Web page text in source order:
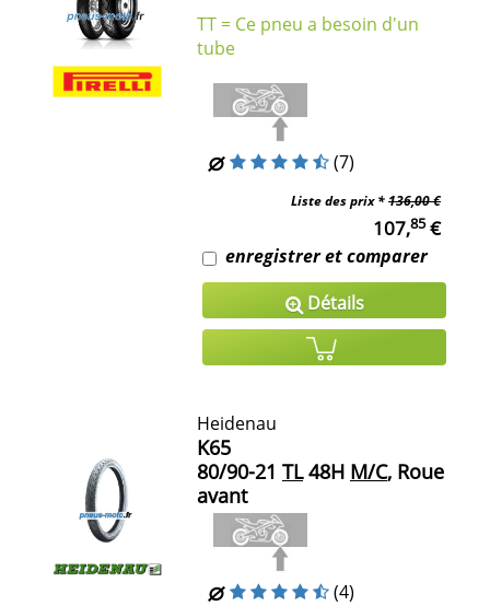
TT = Ce pneu a besoin d'un
tube
(7)
Liste des prix *136,00 €
107,85€
enregistrer et comparer
Détails
Heidenau
K65
80/90-21 TL48H M/C, Roue
avant
(4)